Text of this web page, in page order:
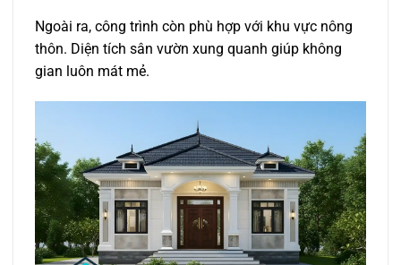
Ngoài ra, công trình còn phù hợp với khu vực nông
thôn. Diện tích sân vườn xung quanh giúp không
gian luôn mát mẻ.